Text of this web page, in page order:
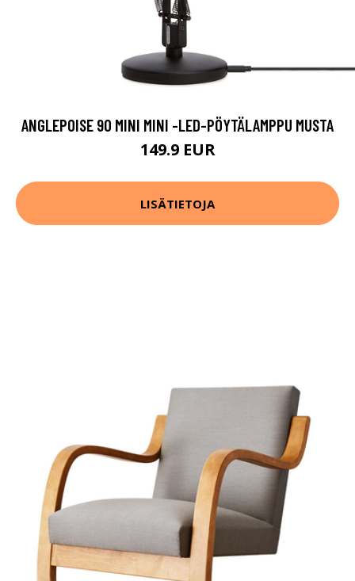
ANGLEPOISE 90 MINI MINI -LED-PÖYTÄLAMPPU MUSTA
149.9 EUR
LISÄTIETOJA